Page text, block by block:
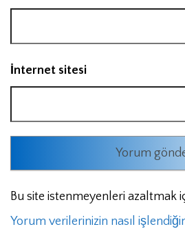
İnternet sitesi
Bu site istenmeyenleri azaltmak
Yorum verilerinizin nasıl